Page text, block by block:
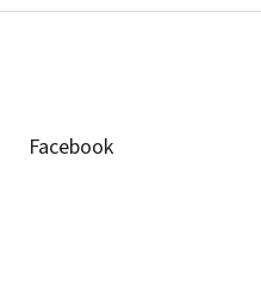
Facebook